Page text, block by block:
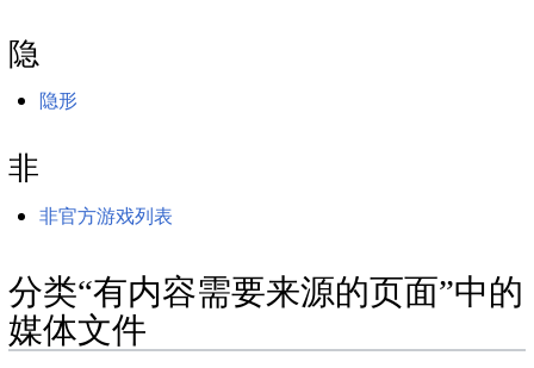
隐
隐形
非
非官方游戏列表
分类“有内容需要来源的页面”中的
媒体文件